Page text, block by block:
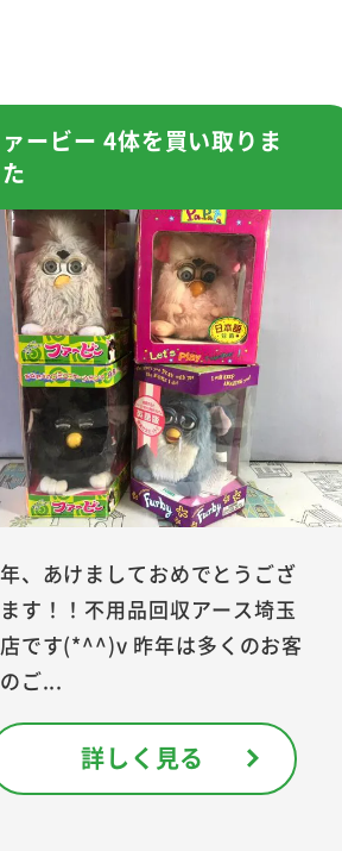
ービー 4体を買い取りま
、あけましておめでとうござ
す！！不用品回収アース埼玉
です(*^^)v 昨年は多くのお客
ご...
詳しく見る